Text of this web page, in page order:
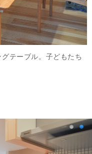
テーブル。子どもたち